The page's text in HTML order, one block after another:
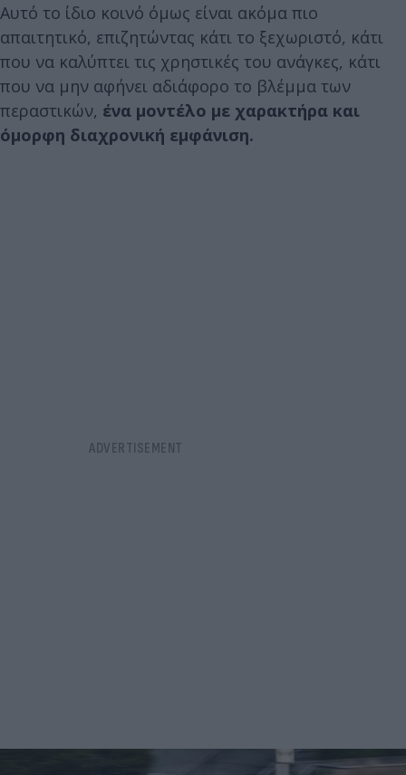
Αυτό το ίδιο κοινό όμως είναι ακόμα πιο
απαιτητικό, επιζητώντας κάτι το ξεχωριστό, κάτι
που να καλύπτει τις χρηστικές του ανάγκες, κάτι
που να μην αφήνει αδιάφορο το βλέμμα των
περαστικών, ένα μοντέλο με χαρακτήρα και
όμορφη διαχρονική εμφάνιση.